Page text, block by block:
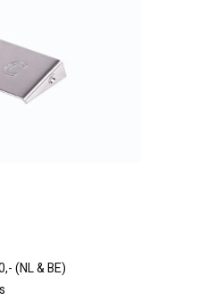
(NL & BE)